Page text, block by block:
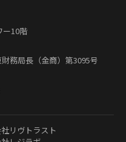
ー10階
務局長（金商）第3095号
リヴトラスト